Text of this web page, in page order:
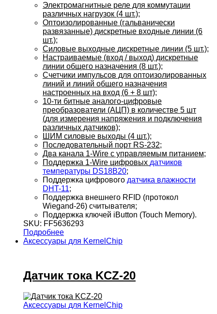
Электромагнитные реле для коммутации
различных нагрузок (4 шт.);
Оптоизолированные (гальванически
развязанные) дискретные входные линии (6
шт.);
Силовые выходные дискретные линии (5 шт.);
Настраиваемые (вход / выход) дискретные
линии общего назначения (8 шт.);
Счетчики импульсов для оптоизолированных
линий и линий общего назначения
настроенных на вход (6 + 8 шт);
10-ти битные аналого-цифровые
преобразователи (АЦП) в количестве 5 шт
(для измерения напряжения и подключения
различных датчиков);
ШИМ силовые выходы (4 шт.);
Последовательный порт RS-232;
Два канала 1-Wire с управляемым питанием;
Поддержка 1-Wire цифровых датчиков
температуры DS18B20;
Поддержка цифрового датчика влажности
DHT-11;
Поддержка внешнего RFID (протокол
Wiegand-26) считывателя;
Поддержка ключей iButton (Touch Memory).
SKU: FF5636293
Подробнее
Аксессуары для KernelChip
Датчик тока KCZ-20
Аксессуары для KernelChip